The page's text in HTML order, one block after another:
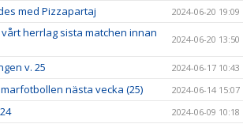
med Pizzapartaj 2024-06-20 19:09
herrlag sista matchen innan
2024-06-20 13:50
v. 25 2024-06-17 10:43
nästa vecka (25) 2024-06-14 15:07
2024-06-09 10:18